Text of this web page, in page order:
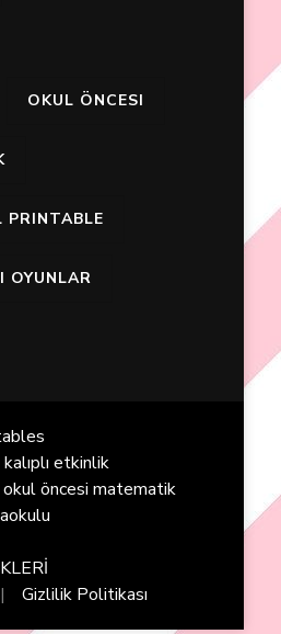
OKUL ÖNCESI
PRINTABLE
OYUNLAR
kalıplı etkinlik
okul öncesi matematik
Gizlilik Politikası